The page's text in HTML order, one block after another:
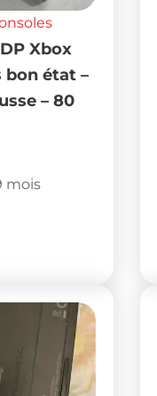
Xbox
bon état –
– 80
mois